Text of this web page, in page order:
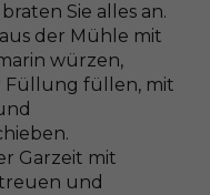
Sie alles an.
der Mühle mit
würzen,
Füllung füllen, mit
Garzeit mit
und